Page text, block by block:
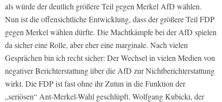
als würde der deutlich größere Teil gegen Merkel AfD wählen.
Nun ist die offensichtliche Entwicklung, dass der größere Teil FDP
gegen Merkel wählen dürfte. Die Machtkämpfe bei der AfD spielen
da sicher eine Rolle, aber eher eine marginale. Nach vielen
Gesprächen bin ich recht sicher: Der Wechsel in vielen Medien von
negativer Berichterstattung über die AfD zur Nichtberichterstattung
wirkt. Die FDP ist fast ohne ihr Zutun in die Funktion der
„seriösen“ Ant-Merkel-Wahl geschlüpft. Wolfgang Kubicki, der